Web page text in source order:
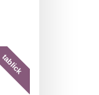
tablick